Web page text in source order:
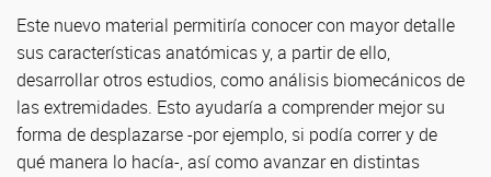
Este nuevo material permitiría conocer con mayor detalle
sus características anatómicas y, a partir de ello,
desarrollar otros estudios, como análisis biomecánicos de
las extremidades. Esto ayudaría a comprender mejor su
forma de desplazarse -por ejemplo, si podía correr y de
qué manera lo hacía-, así como avanzar en distintas